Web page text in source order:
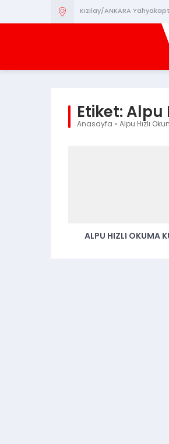
Kızılay/ANKARA
Etiket: Alpu
Anasayfa » Alpu Hızlı
ALPU HIZLI OKUMA